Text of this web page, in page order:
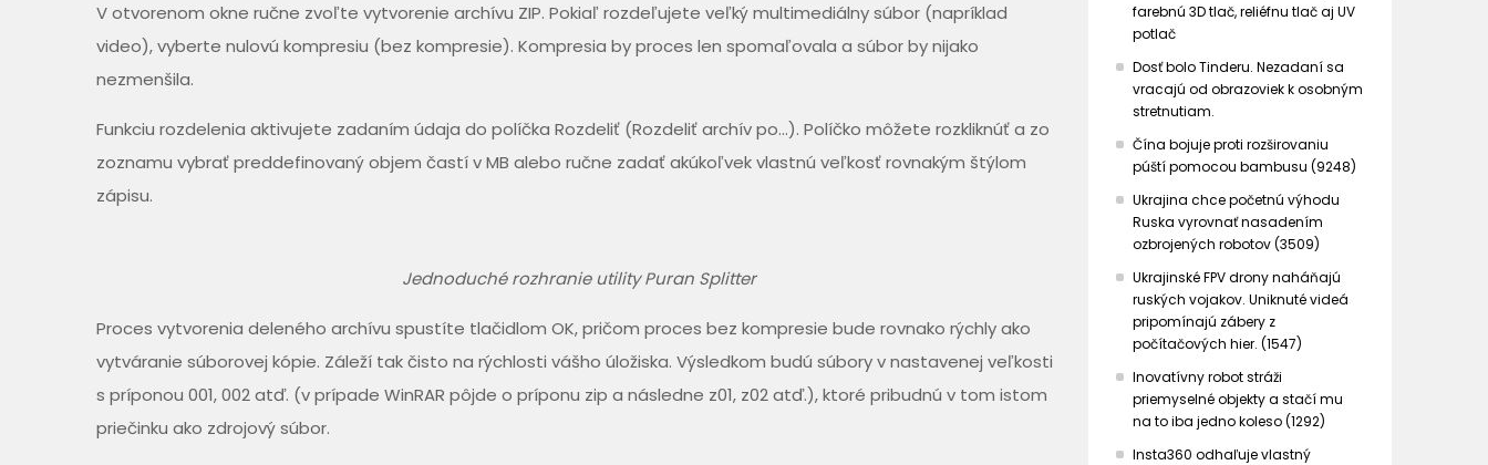
V otvorenom okne ručne zvoľte vytvorenie archívu ZIP. Pokiaľ rozdeľujete veľký multimediálny súbor (napríklad
video), vyberte nulovú kompresiu (bez kompresie). Kompresia by proces len spomaľovala a súbor by nijako
nezmenšila.
Funkciu rozdelenia aktivujete zadaním údaja do políčka Rozdeliť (Rozdeliť archív po…). Políčko môžete rozkliknúť a zo
zoznamu vybrať preddefinovaný objem častí v MB alebo ručne zadať akúkoľvek vlastnú veľkosť rovnakým štýlom
zápisu.
Jednoduché rozhranie utility Puran Splitter
Proces vytvorenia deleného archívu spustíte tlačidlom OK, pričom proces bez kompresie bude rovnako rýchly ako
vytváranie súborovej kópie. Záleží tak čisto na rýchlosti vášho úložiska. Výsledkom budú súbory v nastavenej veľkosti
s príponou 001, 002 atď. (v prípade WinRAR pôjde o príponu zip a následne z01, z02 atď.), ktoré pribudnú v tom istom
priečinku ako zdrojový súbor.
farebnú 3D tlač, reliéfnu tlač aj UV
potlač
Dosť bolo Tinderu. Nezadaní sa
vracajú od obrazoviek k osobným
stretnutiam.
Čína bojuje proti rozširovaniu
púští pomocou bambusu (9248)
Ukrajina chce početnú výhodu
Ruska vyrovnať nasadením
ozbrojených robotov (3509)
Ukrajinské FPV drony naháňajú
ruských vojakov. Uniknuté videá
pripomínajú zábery z
počítačových hier. (1547)
Inovatívny robot stráži
priemyselné objekty a stačí mu
na to iba jedno koleso (1292)
Insta360 odhaľuje vlastný